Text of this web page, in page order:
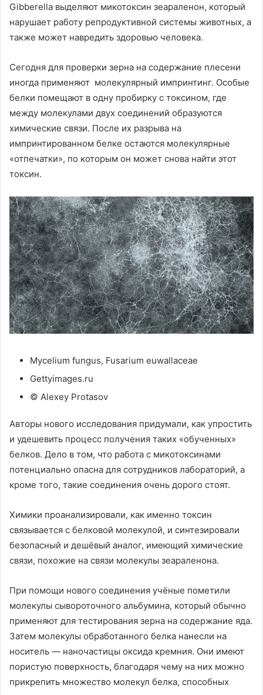
Gibberella выделяют микотоксин зеараленон, который
нарушает работу репродуктивной системы животных, а
также может навредить здоровью человека.
Сегодня для проверки зерна на содержание плесени
иногда применяют молекулярный импринтинг. Особые
белки помещают в одну пробирку с токсином, где
между молекулами двух соединений образуются
химические связи. После их разрыва на
импринтированном белке остаются молекулярные
«отпечатки», по которым он может снова найти этот
токсин.
Mycelium fungus, Fusarium euwallaceae
Gettyimages.ru
© Alexey Protasov
Авторы нового исследования придумали, как упростить
и удешевить процесс получения таких «обученных»
белков. Дело в том, что работа с микотоксинами
потенциально опасна для сотрудников лабораторий, а
кроме того, такие соединения очень дорого стоят.
Химики проанализировали, как именно токсин
связывается с белковой молекулой, и синтезировали
безопасный и дешёвый аналог, имеющий химические
связи, похожие на связи молекулы зеараленона.
При помощи нового соединения учёные пометили
молекулы сывороточного альбумина, который обычно
применяют для тестирования зерна на содержание яда.
Затем молекулы обработанного белка нанесли на
носитель — наночастицы оксида кремния. Они имеют
пористую поверхность, благодаря чему на них можно
прикрепить множество молекул белка, способных